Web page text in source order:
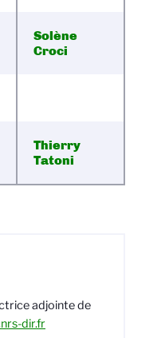
Solène
Croci
Thierry
Tatoni
adjointe de
dir.fr